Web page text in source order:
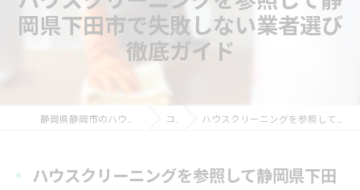
岡県下田市で失敗しない業者選び
徹底ガイド
コラム ハウスクリーニングを参照して静岡県下田市で失敗しない業者選び徹底ガイド
ハウスクリーニングを参照して静岡県下田